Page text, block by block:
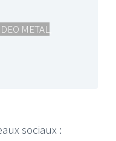
METAL
sociaux :